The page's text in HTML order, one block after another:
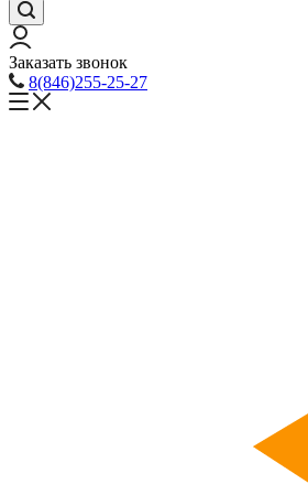
Заказать звонок
8(846)255-25-27